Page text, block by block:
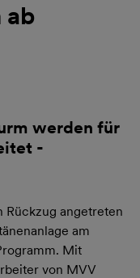
ab
werden für
-
angetreten
am
Mit
von MVV